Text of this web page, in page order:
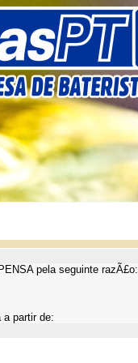
pela seguinte razÃ£o:
a partir de: